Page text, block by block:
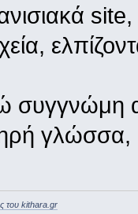
συγγνώμη
γλώσσα,
του kithara.gr